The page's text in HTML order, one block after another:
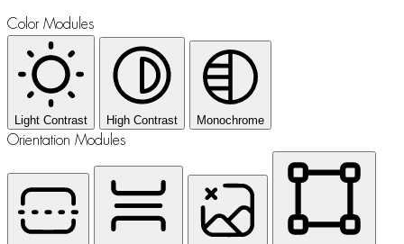
Color Modules
Light Contrast High Contrast Monochrome
Orientation Modules